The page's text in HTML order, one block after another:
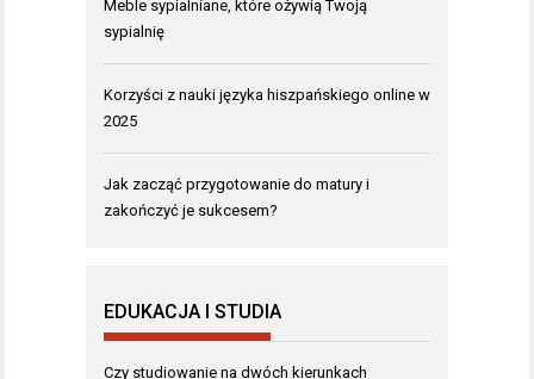
Meble sypialniane, które ożywią Twoją
sypialnię
Korzyści z nauki języka hiszpańskiego online w
2025
Jak zacząć przygotowanie do matury i
zakończyć je sukcesem?
EDUKACJA I STUDIA
Czy studiowanie na dwóch kierunkach